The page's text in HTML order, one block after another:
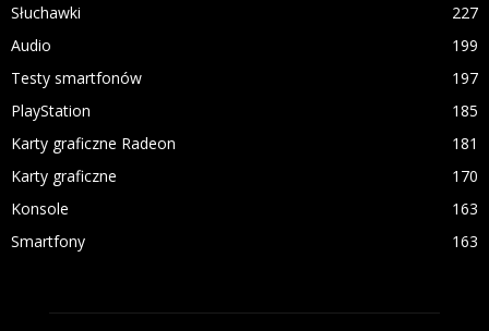
Słuchawki
227
Audio
199
Testy smartfonów
197
PlayStation
185
Karty graficzne Radeon
181
Karty graficzne
170
Konsole
163
Smartfony
163